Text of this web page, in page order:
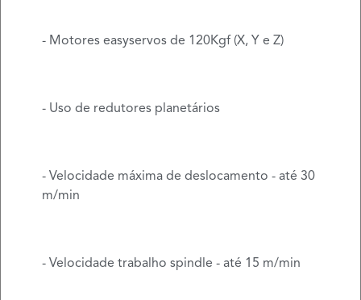
- Motores easyservos de 120Kgf (X, Y e Z)
- Uso de redutores planetários
- Velocidade máxima de deslocamento - até 30
m/min
- Velocidade trabalho spindle - até 15 m/min